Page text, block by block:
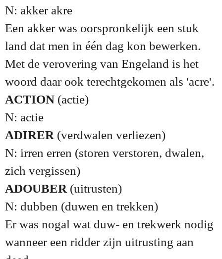
N: akker akre
Een akker was oorspronkelijk een stuk
land dat men in één dag kon bewerken.
Met de verovering van Engeland is het
woord daar ook terechtgekomen als 'acre'.
ACTION (actie)
N: actie
ADIRER (verdwalen verliezen)
N: irren erren (storen verstoren, dwalen,
zich vergissen)
ADOUBER (uitrusten)
N: dubben (duwen en trekken)
Er was nogal wat duw- en trekwerk nodig
wanneer een ridder zijn uitrusting aan